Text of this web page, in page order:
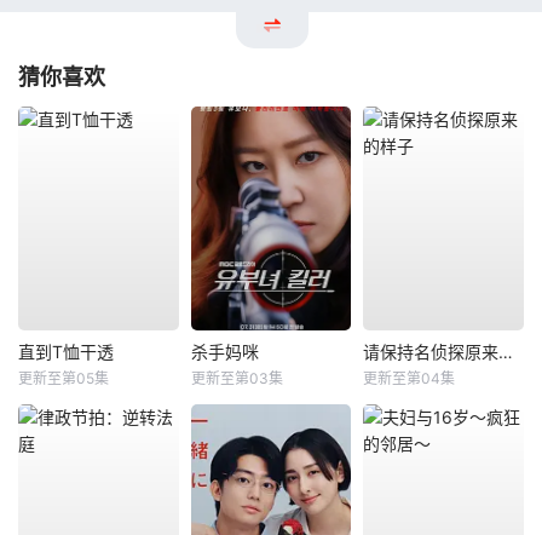
猜你喜欢
直到T恤干透
更新至第05集
杀手妈咪
更新至第03集
请保持名侦探原来的样子
更新至第04集